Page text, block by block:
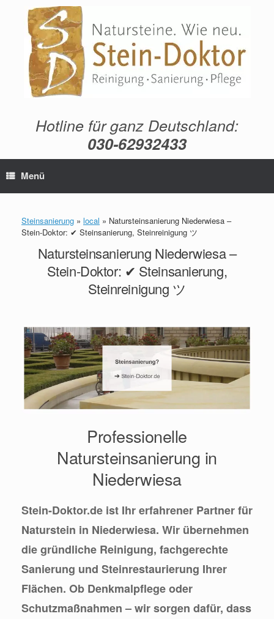
springen
Hotline für ganz Deutschland:
030-62932433
Menü
Steinsanierung » local » Natursteinsanierung Niederwiesa –
Stein-Doktor: ✔ Steinsanierung, Steinreinigung ツ
Natursteinsanierung Niederwiesa –
Stein-Doktor: ✔ Steinsanierung,
Steinreinigung ツ
Professionelle
Natursteinsanierung in
Niederwiesa
Stein-Doktor.de ist Ihr erfahrener Partner für
Naturstein in Niederwiesa. Wir übernehmen
die gründliche Reinigung, fachgerechte
Sanierung und Steinrestaurierung Ihrer
Flächen. Ob Denkmalpflege oder
Schutzmaßnahmen – wir sorgen dafür, dass